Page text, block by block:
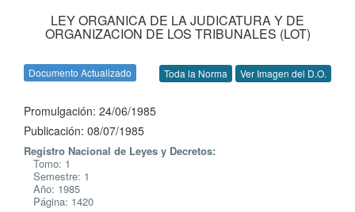
LEY ORGANICA DE LA JUDICATURA Y DE
ORGANIZACION DE LOS TRIBUNALES (LOT)
Documento Actualizado Toda la Norma Ver Imagen del D.O.
Promulgación: 24/06/1985
Publicación: 08/07/1985
Registro Nacional de Leyes y Decretos:
Tomo: 1
Semestre: 1
Año: 1985
Página: 1420